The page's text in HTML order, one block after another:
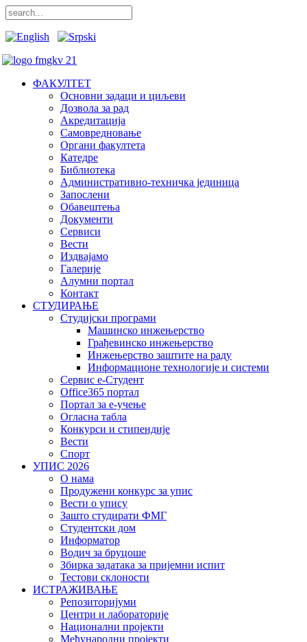
ФАКУЛТЕТ
Основни задаци и циљеви
Дозвола за рад
Акредитација
Самовредновање
Органи факултета
Катедре
Библиотека
Административно-техничка јединица
Запослени
Обавештења
Документи
Сервиси
Вести
Издвајамо
Галерије
Алумни портал
Контакт
СТУДИРАЊЕ
Студијски програми
Машинско инжењерство
Грађевинско инжењерство
Инжењерство заштите на раду
Информационе технологије и системи
Сервис е-Студент
Office365 портал
Портал за е-учење
Огласна табла
Конкурси и стипендије
Вести
Спорт
УПИС 2026
О нама
Продужени конкурс за упис
Вести о упису
Зашто студирати ФМГ
Студентски дом
Информатор
Водич за бруцоше
Збиркa задатака за пријемни испит
Тестови склоности
ИСТРАЖИВАЊЕ
Репозиторијуми
Центри и лабораторије
Национални пројекти
Међународни пројекти